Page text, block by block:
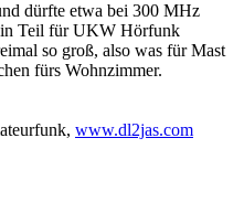
dürfte etwa bei 300 MHz
Teil für UKW Hörfunk
so groß, also was für Mast
fürs Wohnzimmer.
www.dl2jas.com